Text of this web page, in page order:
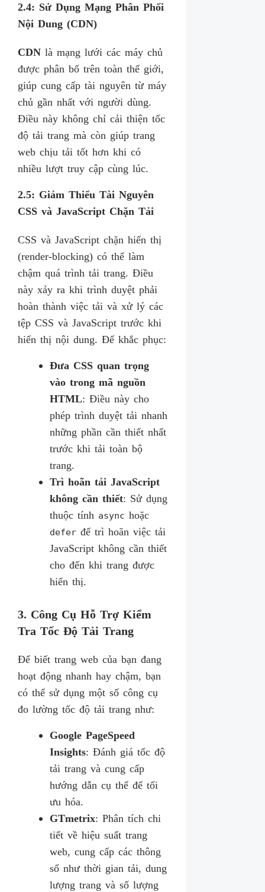
2.4: Sử Dụng Mạng Phân Phối
Nội Dung (CDN)
CDN là mạng lưới các máy chủ
được phân bố trên toàn thế giới,
giúp cung cấp tài nguyên từ máy
chủ gần nhất với người dùng.
Điều này không chỉ cải thiện tốc
độ tải trang mà còn giúp trang
web chịu tải tốt hơn khi có
nhiều lượt truy cập cùng lúc.
2.5: Giảm Thiểu Tài Nguyên
CSS và JavaScript Chặn Tải
CSS và JavaScript chặn hiển thị
(render-blocking) có thể làm
chậm quá trình tải trang. Điều
này xảy ra khi trình duyệt phải
hoàn thành việc tải và xử lý các
tệp CSS và JavaScript trước khi
hiển thị nội dung. Để khắc phục:
Đưa CSS quan trọng
vào trong mã nguồn
HTML: Điều này cho
phép trình duyệt tải nhanh
những phần cần thiết nhất
trước khi tải toàn bộ
trang.
Trì hoãn tải JavaScript
không cần thiết: Sử dụng
thuộc tính async hoặc
defer để trì hoãn việc tải
JavaScript không cần thiết
cho đến khi trang được
hiển thị.
3. Công Cụ Hỗ Trợ Kiểm
Tra Tốc Độ Tải Trang
Để biết trang web của bạn đang
hoạt động nhanh hay chậm, bạn
có thể sử dụng một số công cụ
đo lường tốc độ tải trang như:
Google PageSpeed
Insights: Đánh giá tốc độ
tải trang và cung cấp
hướng dẫn cụ thể để tối
ưu hóa.
GTmetrix: Phân tích chi
tiết về hiệu suất trang
web, cung cấp các thông
số như thời gian tải, dung
lượng trang và số lượng